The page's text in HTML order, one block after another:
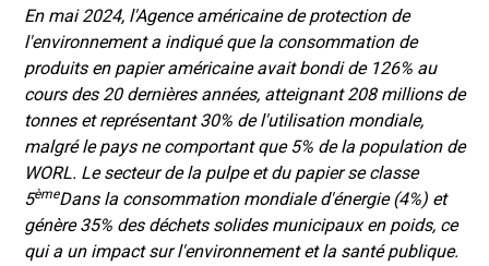
En mai 2024, l'Agence américaine de protection de
l'environnement a indiqué que la consommation de
produits en papier américaine avait bondi de 126% au
cours des 20 dernières années, atteignant 208 millions de
tonnes et représentant 30% de l'utilisation mondiale,
malgré le pays ne comportant que 5% de la population de
WORL. Le secteur de la pulpe et du papier se classe
5èmeDans la consommation mondiale d'énergie (4%) et
génère 35% des déchets solides municipaux en poids, ce
qui a un impact sur l'environnement et la santé publique.